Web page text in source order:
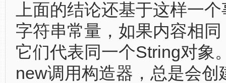
上面的结论还基于这样一
字符串常量，如果内容相
它们代表同一个String对象
new调用构造器，总是会创